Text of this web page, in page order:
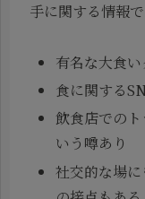
手に関する情報で
有名な大食
食に関する
飲食店での
いう噂あり
社交的な場